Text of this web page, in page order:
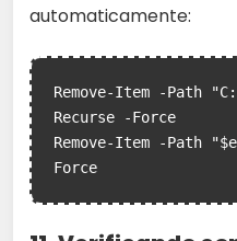
automaticamente:
Remove-Item -Path
Recurse -Force
Remove-Item -Path